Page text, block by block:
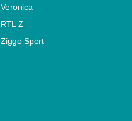
Veronica
RTL Z
Ziggo Sport